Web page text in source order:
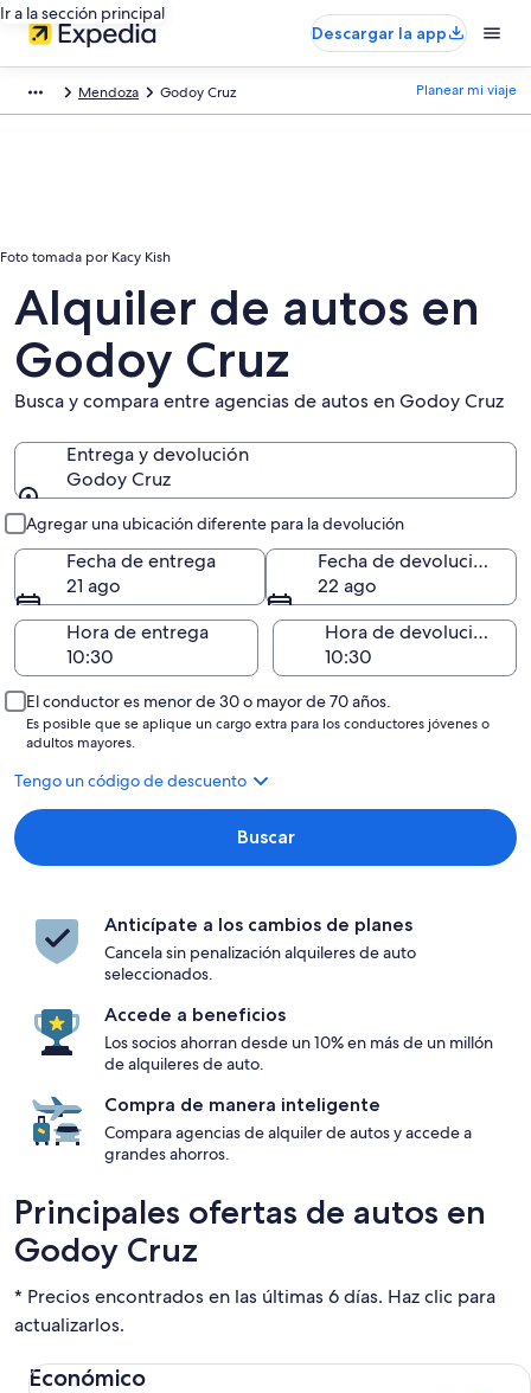
Ir a la sección principal
Descargar la app
Mendoza Godoy Cruz Planear mi viaje
Foto tomada por Kacy Kish
Alquiler de autos en
Godoy Cruz
Busca y compara entre agencias de autos en Godoy Cruz
Entrega y devolución
Godoy Cruz
Agregar una ubicación diferente para la devolución
Fecha de entrega
21 ago
Fecha de devolución
22 ago
Hora de entrega
Hora de devolución
El conductor es menor de 30 o mayor de 70 años.
Es posible que se aplique un cargo extra para los conductores jóvenes o
adultos mayores.
Tengo un código de descuento
Buscar
Anticípate a los cambios de planes
Cancela sin penalización alquileres de auto
seleccionados.
Accede a beneficios
Los socios ahorran desde un 10% en más de un millón
de alquileres de auto.
Compra de manera inteligente
Compara agencias de alquiler de autos y accede a
grandes ahorros.
Principales ofertas de autos en
Godoy Cruz
* Precios encontrados en las últimas 6 días. Haz clic para
actualizarlos.
Económico
Económico Chevrolet Spark